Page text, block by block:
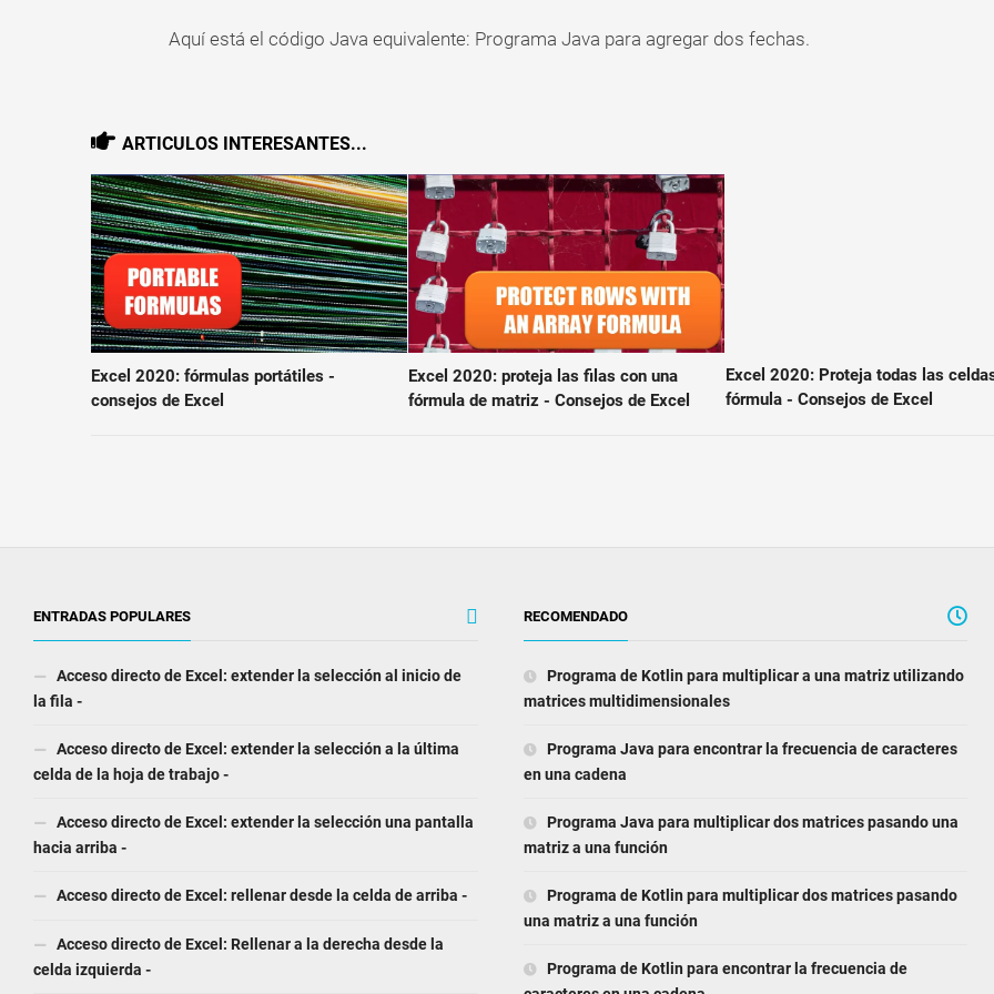
Aquí está el código Java equivalente: Programa Java para agregar dos fechas.
ARTICULOS INTERESANTES...
Excel 2020: fórmulas portátiles -
consejos de Excel
Excel 2020: proteja las filas con una
fórmula de matriz - Consejos de Excel
Excel 2020: Proteja todas las
fórmula - Consejos de Excel
ENTRADAS POPULARES
Acceso directo de Excel: extender la selección al inicio de
la fila -
Acceso directo de Excel: extender la selección a la última
celda de la hoja de trabajo -
Acceso directo de Excel: extender la selección una pantalla
hacia arriba -
Acceso directo de Excel: rellenar desde la celda de arriba -
Acceso directo de Excel: Rellenar a la derecha desde la
celda izquierda -
RECOMENDADO
Programa de Kotlin para multiplicar a una matriz utilizando
matrices multidimensionales
Programa Java para encontrar la frecuencia de caracteres
en una cadena
Programa Java para multiplicar dos matrices pasando una
matriz a una función
Programa de Kotlin para multiplicar dos matrices pasando
una matriz a una función
Programa de Kotlin para encontrar la frecuencia de